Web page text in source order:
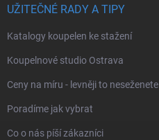
UŽITEČNÉ RADY A TIPY
Katalogy koupelen ke stažení
Koupelnové studio Ostrava
Ceny na míru - levněji to neseženete
Poradíme jak vybrat
Co o nás píší zákazníci